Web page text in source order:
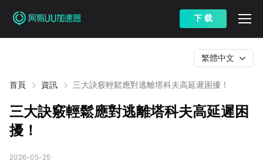
下 载
首頁 資訊 三大訣竅輕鬆應對逃離塔科夫高延遲困擾！
繁體中文
三大訣竅輕鬆應對逃離塔科夫高延遲困
擾！
2026-05-25